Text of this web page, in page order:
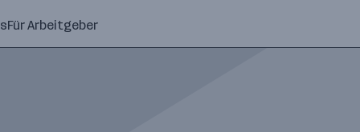
Für Arbeitgeber